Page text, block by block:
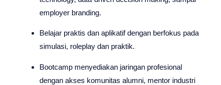
employer branding.
Belajar praktis dan aplikatif dengan berfokus pada
simulasi, roleplay dan praktik.
Bootcamp menyediakan jaringan profesional
dengan akses komunitas alumni, mentor industri